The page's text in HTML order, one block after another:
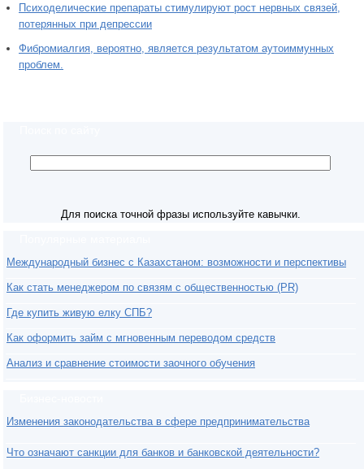
Психоделические препараты стимулируют рост нервных связей,
потерянных при депрессии
Фибромиалгия, вероятно, является результатом аутоиммунных
проблем.
Для поиска точной фразы используйте кавычки.
Международный бизнес с Казахстаном: возможности и перспективы
Как стать менеджером по связям с общественностью (PR)
Где купить живую елку СПБ?
Как оформить займ с мгновенным переводом средств
Анализ и сравнение стоимости заочного обучения
Изменения законодательства в сфере предпринимательства
Что означают санкции для банков и банковской деятельности?